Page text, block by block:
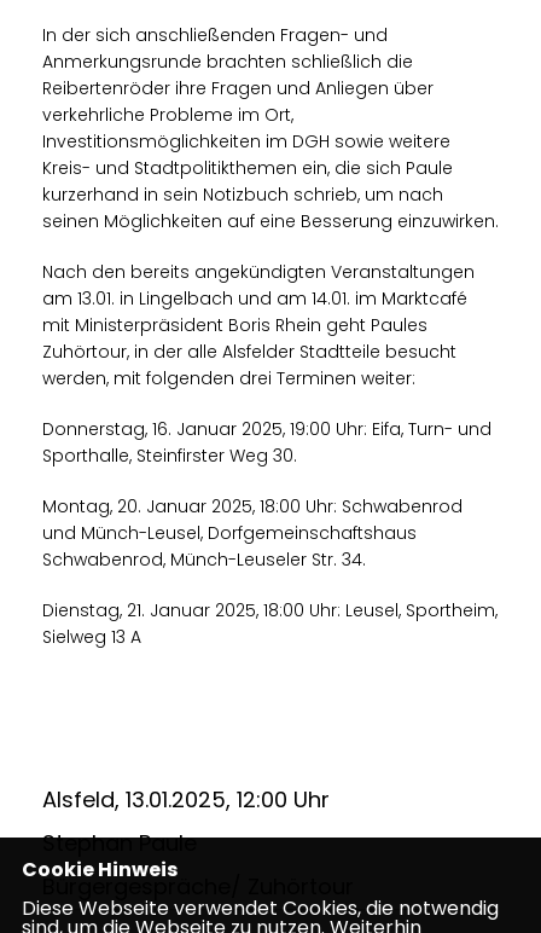
In der sich anschließenden Fragen- und
Anmerkungsrunde brachten schließlich die
Reibertenröder ihre Fragen und Anliegen über
verkehrliche Probleme im Ort,
Investitionsmöglichkeiten im DGH sowie weitere
Kreis- und Stadtpolitikthemen ein, die sich Paule
kurzerhand in sein Notizbuch schrieb, um nach
seinen Möglichkeiten auf eine Besserung einzuwirken.
Nach den bereits angekündigten Veranstaltungen
am 13.01. in Lingelbach und am 14.01. im Marktcafé
mit Ministerpräsident Boris Rhein geht Paules
Zuhörtour, in der alle Alsfelder Stadtteile besucht
werden, mit folgenden drei Terminen weiter:
Donnerstag, 16. Januar 2025, 19:00 Uhr: Eifa, Turn- und
Sporthalle, Steinfirster Weg 30.
Montag, 20. Januar 2025, 18:00 Uhr: Schwabenrod
und Münch-Leusel, Dorfgemeinschaftshaus
Schwabenrod, Münch-Leuseler Str. 34.
Dienstag, 21. Januar 2025, 18:00 Uhr: Leusel, Sportheim,
Sielweg 13 A
Alsfeld, 13.01.2025, 12:00 Uhr
Stephan Paule
Bürgergespräche/ Zuhörtour
Cookie Hinweis
Diese Webseite verwendet Cookies, die notwendig